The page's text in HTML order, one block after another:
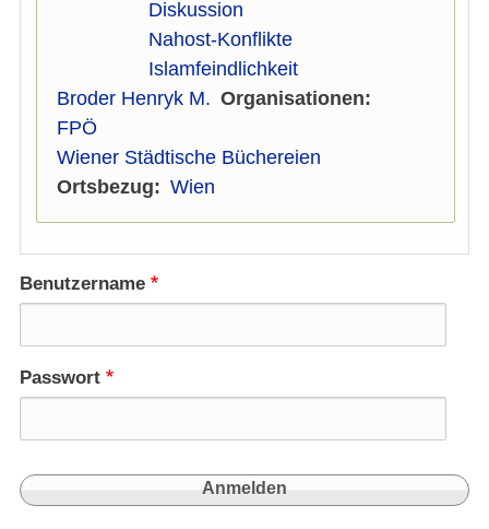
Diskussion
Nahost-Konflikte
Islamfeindlichkeit
Broder Henryk M. Organisationen
FPÖ
Wiener Städtische Büchereien
Ortsbezug
Wien
Benutzername
Passwort